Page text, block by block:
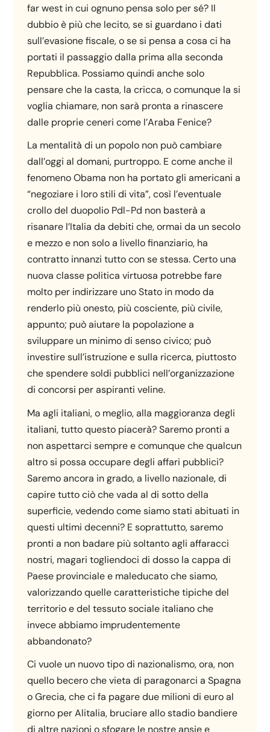
far west in cui ognuno pensa solo per sé? Il
dubbio è più che lecito, se si guardano i dati
sull’evasione fiscale, o se si pensa a cosa ci ha
portati il passaggio dalla prima alla seconda
Repubblica. Possiamo quindi anche solo
pensare che la casta, la cricca, o comunque la si
voglia chiamare, non sarà pronta a rinascere
dalle proprie ceneri come l’Araba Fenice?
La mentalità di un popolo non può cambiare
dall’oggi al domani, purtroppo. E come anche il
fenomeno Obama non ha portato gli americani a
“negoziare i loro stili di vita”, così l’eventuale
crollo del duopolio Pdl-Pd non basterà a
risanare l’Italia da debiti che, ormai da un secolo
e mezzo e non solo a livello finanziario, ha
contratto innanzi tutto con se stessa. Certo una
nuova classe politica virtuosa potrebbe fare
molto per indirizzare uno Stato in modo da
renderlo più onesto, più cosciente, più civile,
appunto; può aiutare la popolazione a
sviluppare un minimo di senso civico; può
investire sull’istruzione e sulla ricerca, piuttosto
che spendere soldi pubblici nell’organizzazione
di concorsi per aspiranti veline.
Ma agli italiani, o meglio, alla maggioranza degli
italiani, tutto questo piacerà? Saremo pronti a
non aspettarci sempre e comunque che qualcun
altro si possa occupare degli affari pubblici?
Saremo ancora in grado, a livello nazionale, di
capire tutto ciò che vada al di sotto della
superficie, vedendo come siamo stati abituati in
questi ultimi decenni? E soprattutto, saremo
pronti a non badare più soltanto agli affaracci
nostri, magari togliendoci di dosso la cappa di
Paese provinciale e maleducato che siamo,
valorizzando quelle caratteristiche tipiche del
territorio e del tessuto sociale italiano che
invece abbiamo imprudentemente
abbandonato?
Ci vuole un nuovo tipo di nazionalismo, ora, non
quello becero che vieta di paragonarci a Spagna
o Grecia, che ci fa pagare due milioni di euro al
giorno per Alitalia, bruciare allo stadio bandiere
di altre nazioni o sfogare le nostre ansie e